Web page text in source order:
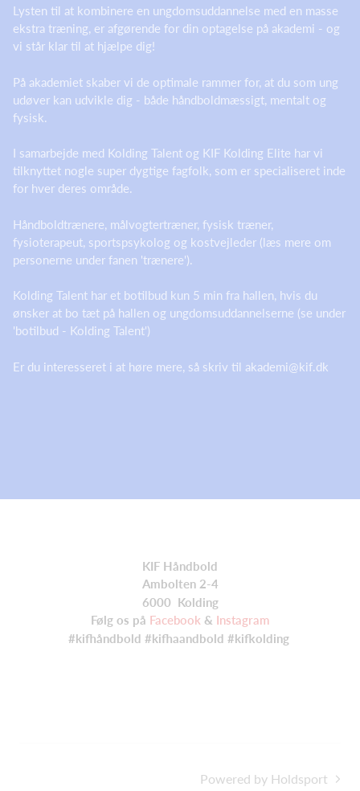
Lysten til at kombinere en ungdomsuddannelse med en masse
ekstra træning, er afgørende for din optagelse på akademi - og
vi står klar til at hjælpe dig!
På akademiet skaber vi de optimale rammer for, at du som ung
udøver kan udvikle dig - både håndboldmæssigt, mentalt og
fysisk.
I samarbejde med Kolding Talent og KIF Kolding Elite har vi
tilknyttet nogle super dygtige fagfolk, som er specialiseret inde
for hver deres område.
Håndboldtrænere, målvogtertræner, fysisk træner,
fysioterapeut, sportspsykolog og kostvejleder (læs mere om
personerne under fanen 'trænere').
Kolding Talent har et botilbud kun 5 min fra hallen, hvis du
ønsker at bo tæt på hallen og ungdomsuddannelserne (se under
'botilbud - Kolding Talent')
Er du interesseret i at høre mere, så skriv til akademi@kif.dk
KIF Håndbold
Ambolten 2-4
6000 Kolding
Følg os på Facebook & Instagram
#kifhåndbold #kifhaandbold #kifkolding
Powered by Holdsport